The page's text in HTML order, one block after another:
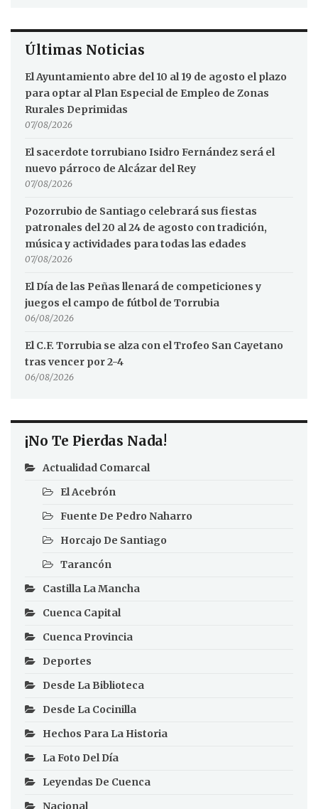
Últimas Noticias
El Ayuntamiento abre del 10 al 19 de agosto el plazo
para optar al Plan Especial de Empleo de Zonas
Rurales Deprimidas
07/08/2026
El sacerdote torrubiano Isidro Fernández será el
nuevo párroco de Alcázar del Rey
07/08/2026
Pozorrubio de Santiago celebrará sus fiestas
patronales del 20 al 24 de agosto con tradición,
música y actividades para todas las edades
07/08/2026
El Día de las Peñas llenará de competiciones y
juegos el campo de fútbol de Torrubia
06/08/2026
El C.F. Torrubia se alza con el Trofeo San Cayetano
tras vencer por 2-4
06/08/2026
¡No Te Pierdas Nada!
Actualidad Comarcal
El Acebrón
Fuente De Pedro Naharro
Horcajo De Santiago
Tarancón
Castilla La Mancha
Cuenca Capital
Cuenca Provincia
Deportes
Desde La Biblioteca
Desde La Cocinilla
Hechos Para La Historia
La Foto Del Día
Leyendas De Cuenca
Nacional